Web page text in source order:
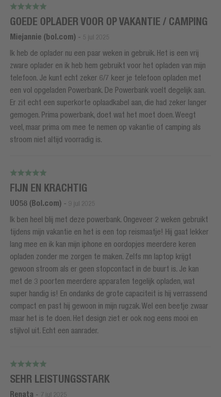
GOEDE OPLADER VOOR OP VAKANTIE / CAMPING
Miejannie (bol.com) - 5 jul 2025
Ik heb de oplader nu een paar weken in gebruik. Het is een vrij
zware oplader en ik heb hem gebruikt voor het opladen van mijn
telefoon. Je kunt echt zeker 6/7 keer je telefoon opladen met
een vol opgeladen Powerbank. De Powerbank voelt degelijk aan.
Er zit echt een superkorte oplaadkabel aan, die had zeker langer
gemogen. Prima powerbank, doet wat het moet doen. Weegt
veel, maar prima om mee te nemen op vakantie of camping als
stroom niet altijd voorradig is.
FIJN EN KRACHTIG
UO58 (Bol.com) - 9 jul 2025
Ik ben heel blij met deze powerbank. Ongeveer 2 weken gebruikt
tijdens mijn vakantie en het is een top reismaatje! Hij gaat lekker
lang mee en ik kan mijn iphone en oordopjes meerdere keren
opladen zonder me zorgen te maken. Zelfs mn laptop krijgt
gewoon stroom als er geen stopcontact in de buurt is. Je kan
met de 3 poorten meerdere apparaten tegelijk opladen, wat
super handig is! En ondanks de grote capaciteit is hij verrassend
compact en past hij gewoon in mijn rugzak. Wel een beetje zwaar
maar het is te doen. Het design ziet er ook nog eens mooi en
stijlvol uit. Echt een aanrader.
SEHR LEISTUNGSSTARK
Renata - 7 jul 2025